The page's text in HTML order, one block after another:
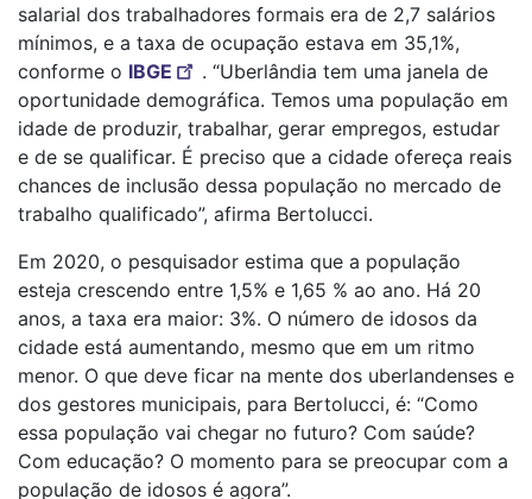
salarial dos trabalhadores formais era de 2,7 salários
mínimos, e a taxa de ocupação estava em 35,1%,
conforme o IBGE
. “Uberlândia tem uma janela de
oportunidade demográfica. Temos uma população em
idade de produzir, trabalhar, gerar empregos, estudar
e de se qualificar. É preciso que a cidade ofereça reais
chances de inclusão dessa população no mercado de
trabalho qualificado”, afirma Bertolucci.
Em 2020, o pesquisador estima que a população
esteja crescendo entre 1,5% e 1,65 % ao ano. Há 20
anos, a taxa era maior: 3%. O número de idosos da
cidade está aumentando, mesmo que em um ritmo
menor. O que deve ficar na mente dos uberlandenses e
dos gestores municipais, para Bertolucci, é: “Como
essa população vai chegar no futuro? Com saúde?
Com educação? O momento para se preocupar com a
população de idosos é agora”.